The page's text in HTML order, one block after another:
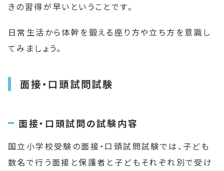
きの習得が早いということです。
日常生活から体幹を鍛える座り方や立ち方を意識し
てみましょう。
面接・口頭試問試験
面接・口頭試問の試験内容
国立小学校受験の面接・口頭試問試験では、子ども
数名で行う面接と保護者と子どもそれぞれ別で受け